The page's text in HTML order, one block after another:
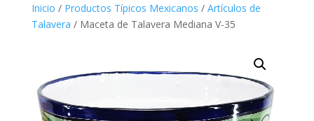
Inicio / Productos Típicos Mexicanos / Artículos de
Talavera / Maceta de Talavera Mediana V-35